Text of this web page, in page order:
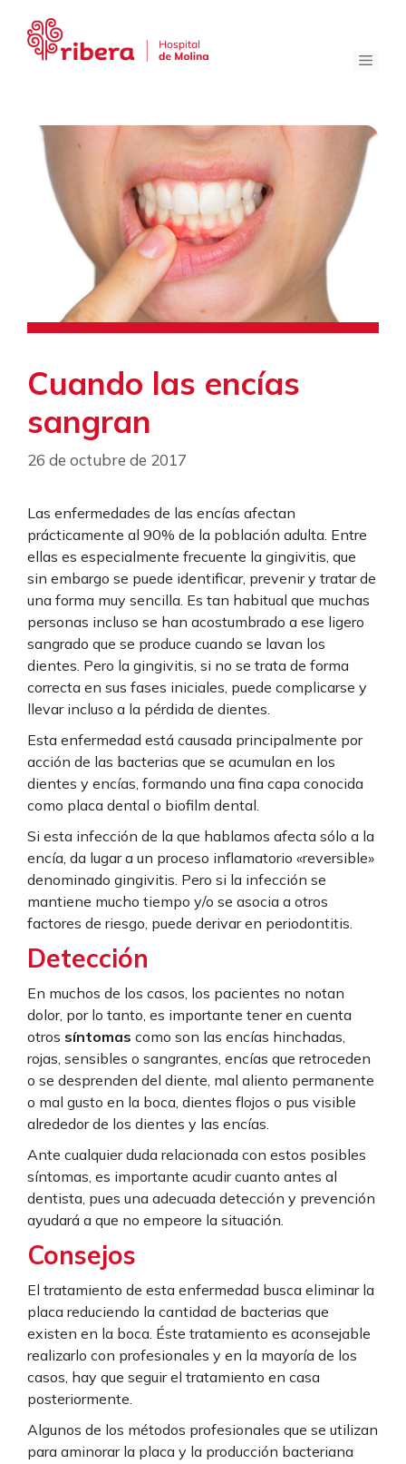
contenido
Menú
Cuando las encías
sangran
26 de octubre de 2017
Las enfermedades de las encías afectan
prácticamente al 90% de la población adulta. Entre
ellas es especialmente frecuente la gingivitis, que
sin embargo se puede identificar, prevenir y tratar de
una forma muy sencilla. Es tan habitual que muchas
personas incluso se han acostumbrado a ese ligero
sangrado que se produce cuando se lavan los
dientes. Pero la gingivitis, si no se trata de forma
correcta en sus fases iniciales, puede complicarse y
llevar incluso a la pérdida de dientes.
Esta enfermedad está causada principalmente por
acción de las bacterias que se acumulan en los
dientes y encías, formando una fina capa conocida
como placa dental o biofilm dental.
Si esta infección de la que hablamos afecta sólo a la
encía, da lugar a un proceso inflamatorio «reversible»
denominado gingivitis. Pero si la infección se
mantiene mucho tiempo y/o se asocia a otros
factores de riesgo, puede derivar en periodontitis.
Detección
En muchos de los casos, los pacientes no notan
dolor, por lo tanto, es importante tener en cuenta
otros síntomas como son las encías hinchadas,
rojas, sensibles o sangrantes, encías que retroceden
o se desprenden del diente, mal aliento permanente
o mal gusto en la boca, dientes flojos o pus visible
alrededor de los dientes y las encías.
Ante cualquier duda relacionada con estos posibles
síntomas, es importante acudir cuanto antes al
dentista, pues una adecuada detección y prevención
ayudará a que no empeore la situación.
Consejos
El tratamiento de esta enfermedad busca eliminar la
placa reduciendo la cantidad de bacterias que
existen en la boca. Éste tratamiento es aconsejable
realizarlo con profesionales y en la mayoría de los
casos, hay que seguir el tratamiento en casa
posteriormente.
Algunos de los métodos profesionales que se utilizan
para aminorar la placa y la producción bacteriana